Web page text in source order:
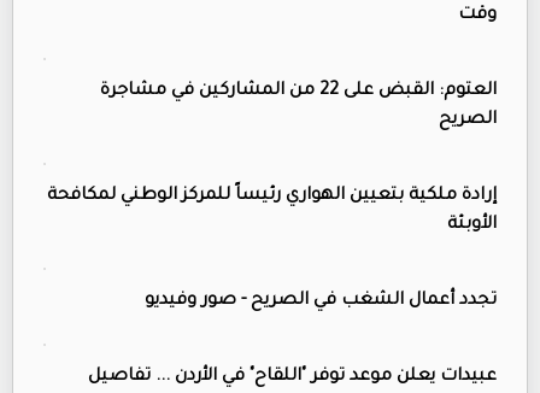
وقت
العتوم: القبض على 22 من المشاركين في مشاجرة
الصريح
إرادة ملكية بتعيين الهواري رئيساً للمركز الوطني لمكافحة
الأوبئة
تجدد أعمال الشغب في الصريح - صور وفيديو
عبيدات يعلن موعد توفر "اللقاح" في الأردن ... تفاصيل